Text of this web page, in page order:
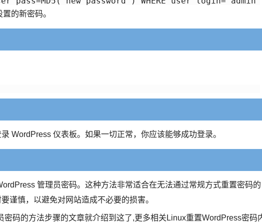
的新密码。
WordPress 仪表板。如果一切正常，你应该能够成功登录。
管理员密码。这种方法非常适合在无法通过常规方式重置密码的
谨慎，以避免对网站造成不必要的损害。
码的方法步骤的文章就介绍到这了,更多相关Linux重置WordPress密码